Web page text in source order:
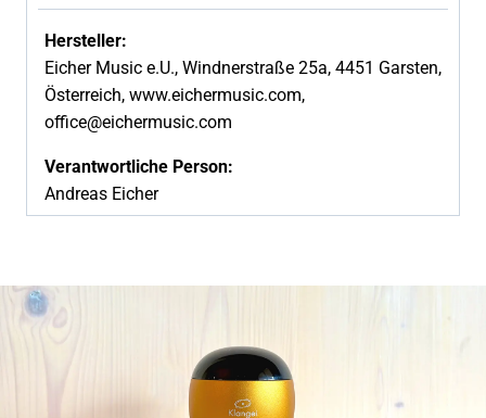
Hersteller:
Eicher Music e.U., Windnerstraße 25a, 4451 Garsten,
Österreich, www.eichermusic.com,
office@eichermusic.com
Verantwortliche Person:
Andreas Eicher